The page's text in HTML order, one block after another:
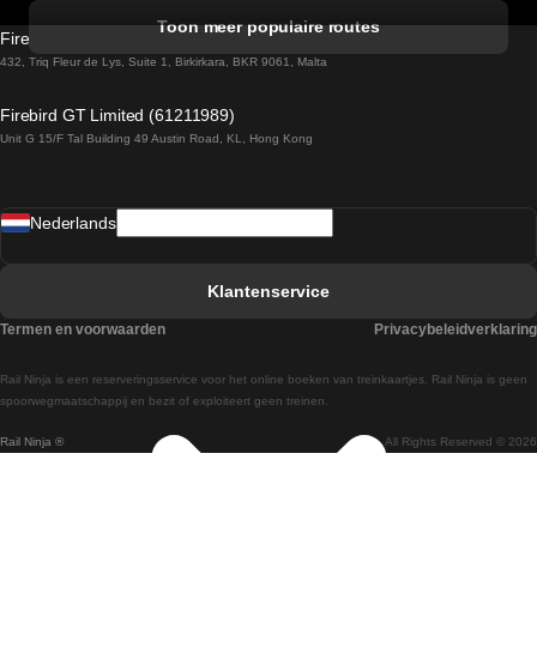
Treinen van Sevilla naar Barcelona
Treinen van Praag naar Wenen
Treinen van Wenen naar Salzburg
Treinen van Wenen naar Praag
Toon meer populaire routes
Firebird GT Limited (OC 1451)
432, Triq Fleur de Lys, Suite 1, Birkirkara, BKR 9061, Malta
Firebird GT Limited (61211989)
Unit G 15/F Tal Building 49 Austin Road, KL, Hong Kong
Rail Ninja ® All Rights Reserved © 2026
Rail Ninja is een reserveringsservice voor het online boeken van treinkaartjes. Rail Ninja is geen
spoorwegmaatschappij en bezit of exploiteert geen treinen.
Nederlands
Klantenservice
Termen en voorwaarden Privacybeleidverklaring